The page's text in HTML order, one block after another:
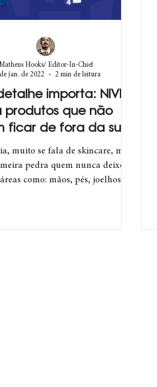
importa: NIVEA
produtos que não
ficar de fora da sua
de autocuidado
muito se fala de skincare, mas
pedra quem nunca deixou
como: mãos, pés, joelhos,
Hooks/ Editor-In-Chief
jan. de 2022
2 min de leitura